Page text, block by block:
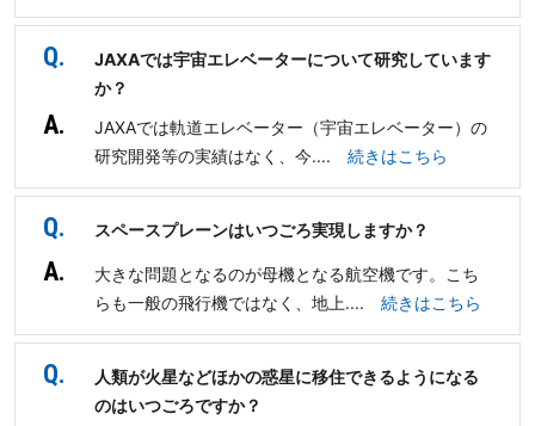
Q.
JAXAでは宇宙エレベーターについて研究しています
か？
A.
JAXAでは軌道エレベーター（宇宙エレベーター）の
研究開発等の実績はなく、今.... 続きはこちら
Q. スペースプレーンはいつごろ実現しますか？
A.
大きな問題となるのが母機となる航空機です。こち
らも一般の飛行機ではなく、地上.... 続きはこちら
Q.
人類が火星などほかの惑星に移住できるようになる
のはいつごろですか？